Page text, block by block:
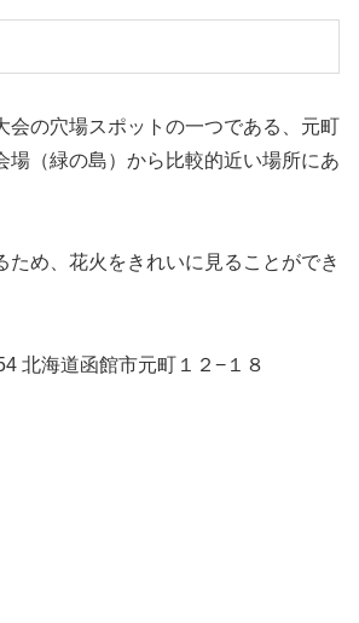
会の穴場スポットの一つである、元町
場（緑の島）から比較的近い場所にあ
ため、花火をきれいに見ることができ
北海道函館市元町１２−１８